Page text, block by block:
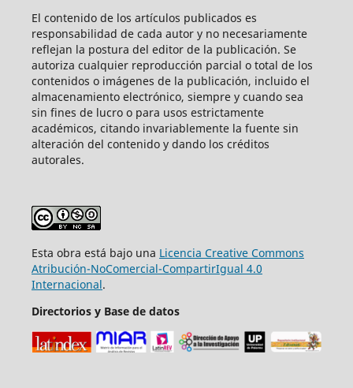
El contenido de los artículos publicados es
responsabilidad de cada autor y no necesariamente
reflejan la postura del editor de la publicación. Se
autoriza cualquier reproducción parcial o total de los
contenidos o imágenes de la publicación, incluido el
almacenamiento electrónico, siempre y cuando sea
sin fines de lucro o para usos estrictamente
académicos, citando invariablemente la fuente sin
alteración del contenido y dando los créditos
autorales.
Esta obra está bajo una Licencia Creative Commons
Atribución-NoComercial-CompartirIgual 4.0
Internacional.
Directorios y Base de datos